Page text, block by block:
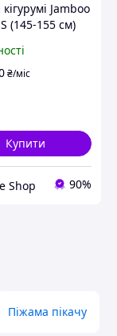
Jamboo
(145-155 см)
₴/міс
Купити
Shop 90%
Піжама пікачу